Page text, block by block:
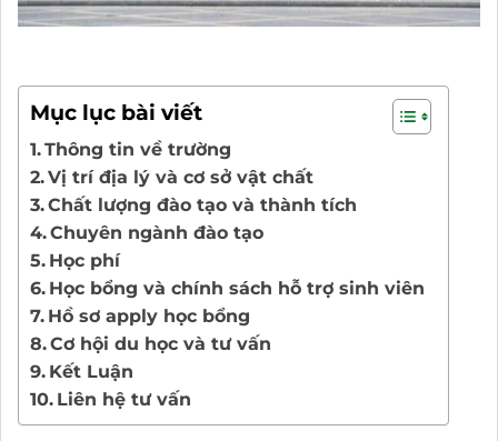
Mục lục bài viết
Thông tin về trường
Vị trí địa lý và cơ sở vật chất
Chất lượng đào tạo và thành tích
Chuyên ngành đào tạo
Học phí
Học bổng và chính sách hỗ trợ sinh viên
Hồ sơ apply học bổng
Cơ hội du học và tư vấn
Kết Luận
Liên hệ tư vấn